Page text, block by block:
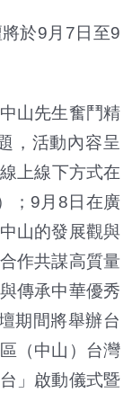
於9月7日至9
山先生奮鬥精
，活動內容呈
上線下方式在
；9月8日在廣
山的發展觀與
作共謀高質量
傳承中華優秀
期間將舉辦台
（中山）台灣
」啟動儀式暨